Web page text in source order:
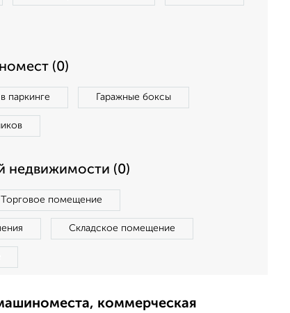
(0)
паркинге Гаражные боксы
недвижимости (0)
Торговое помещение
Складское помещение
коммерческая